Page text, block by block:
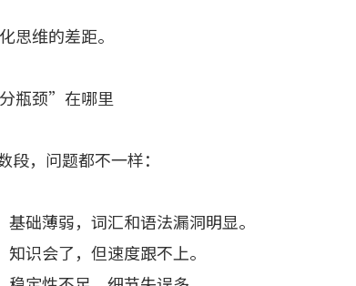
思维的差距。
瓶颈”在哪里
段，问题都不一样：
础薄弱，词汇和语法漏洞明显。
识会了，但速度跟不上。